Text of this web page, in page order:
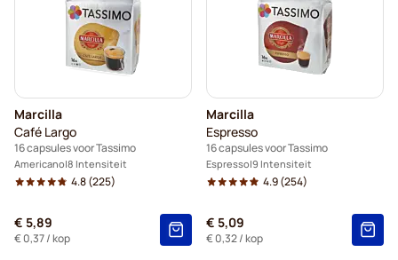
Marcilla
Café Largo
16 capsules voor Tassimo
Americano 8 Intensiteit
4.8(225)
€ 5,89
€ 0,37/ kop
Marcilla
Espresso
16 capsules voor Tassimo
Espresso 9 Intensiteit
4.9(254)
€ 5,09
€ 0,32/ kop